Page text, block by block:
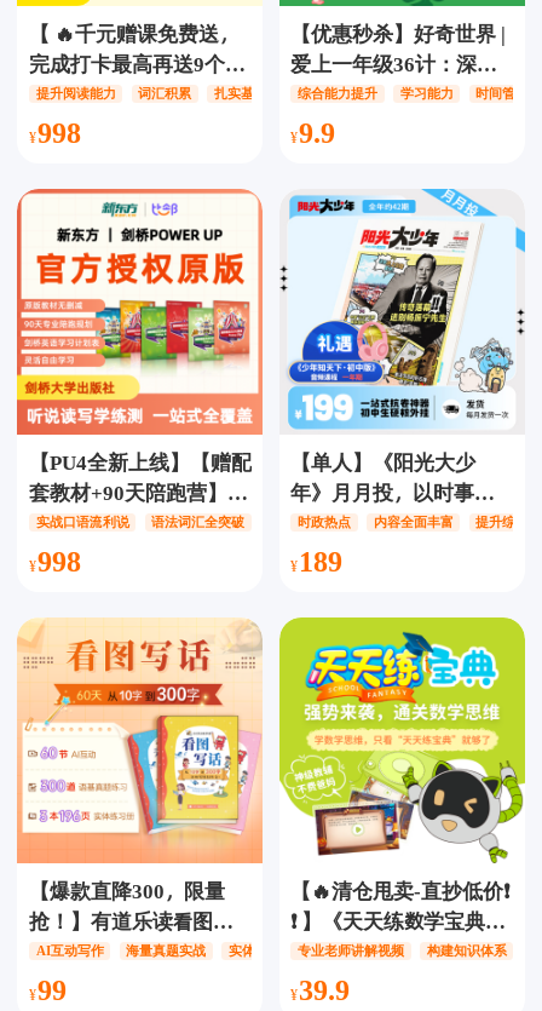
【 🔥千元赠课免费送，
完成打卡最高再送9个
月！】【启蒙套餐】
ABCReading金牌会员
卡】：上新700+RAZ绘
本+AI复习功能，解锁
2000+原版绘本，畅享
850节伴读动画盛宴，闭
环自拼404节高效学习，
让孩子的英语学习之旅
更加精彩！
ABCreading/ABC
reading/ABC Reading
提升阅读能力 词汇积累 扎实基础
998
【PU4全新上线】【赠配
套教材+90天陪跑营】新
东方比邻Power Up全能
英语提升计划
可选，132节AI互动精品
课，中外教联袂授课，
难点疑点一网打尽，提
分秘籍尽在掌握！
实战口语流利说 语法词汇全突破 AI智能匹配学习路径
998
【爆款直降300，限量
抢！】有道乐读看图写
话+赠3本实体练习册，
解锁60节趣味互动课
AI互动写作 海量真题实战 实体教辅三合一
99
【优惠秒杀】好奇世界 |
爱上一年级36计：深度
解析小学1-3年级孩子困
惑的36个焦点问题，培
告别厌学情绪，助力家
长与孩子同步成长！
综合能力提升 学习能力 时间管理
9.9
【单人】《阳光大少
年》月月投，以时事新
闻为载体，内容全面丰
富，一站式提升综合素
度结合，轻松阅读提升
孩子竞争力，大少年 阳
光少年报
时政热点 内容全面丰富 提升综合
189
【🔥清仓甩卖-直抄低价❗️
❗️ 】《天天练数学宝典》
4个知识点视频，17个教
学视频，4个教学模板，
专业老师讲解视频 构建知识体系
39.9